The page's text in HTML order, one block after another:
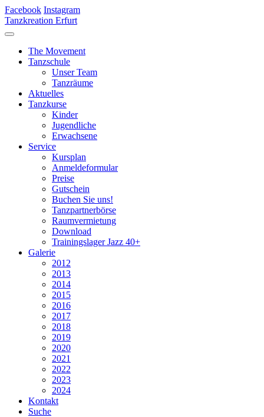
Facebook Instagram
Tanzkreation Erfurt
The Movement
Tanzschule
Unser Team
Tanzräume
Aktuelles
Tanzkurse
Kinder
Jugendliche
Erwachsene
Service
Kursplan
Anmeldeformular
Preise
Gutschein
Buchen Sie uns!
Tanzpartnerbörse
Raumvermietung
Download
Trainingslager Jazz 40+
Galerie
2012
2013
2014
2015
2016
2017
2018
2019
2020
2021
2022
2023
2024
Kontakt
Suche